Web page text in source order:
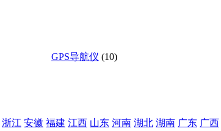
GPS导航仪 (10)
浙江 安徽 福建 江西 山东 河南 湖北 湖南 广东 广西